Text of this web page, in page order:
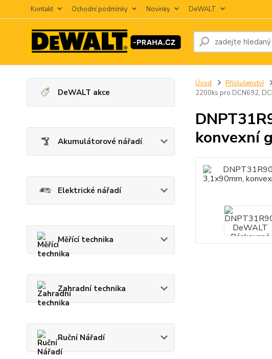
Kontakt Ochodní podmínky Novinky DeWALT
DeWALT akce
Akumulátorové nářadí
Elektrické nářadí
Měřící technika
Zahradní technika
Ruční Nářadí
Úvod Příslušenství
2200ks pro DCN692,
konvexní